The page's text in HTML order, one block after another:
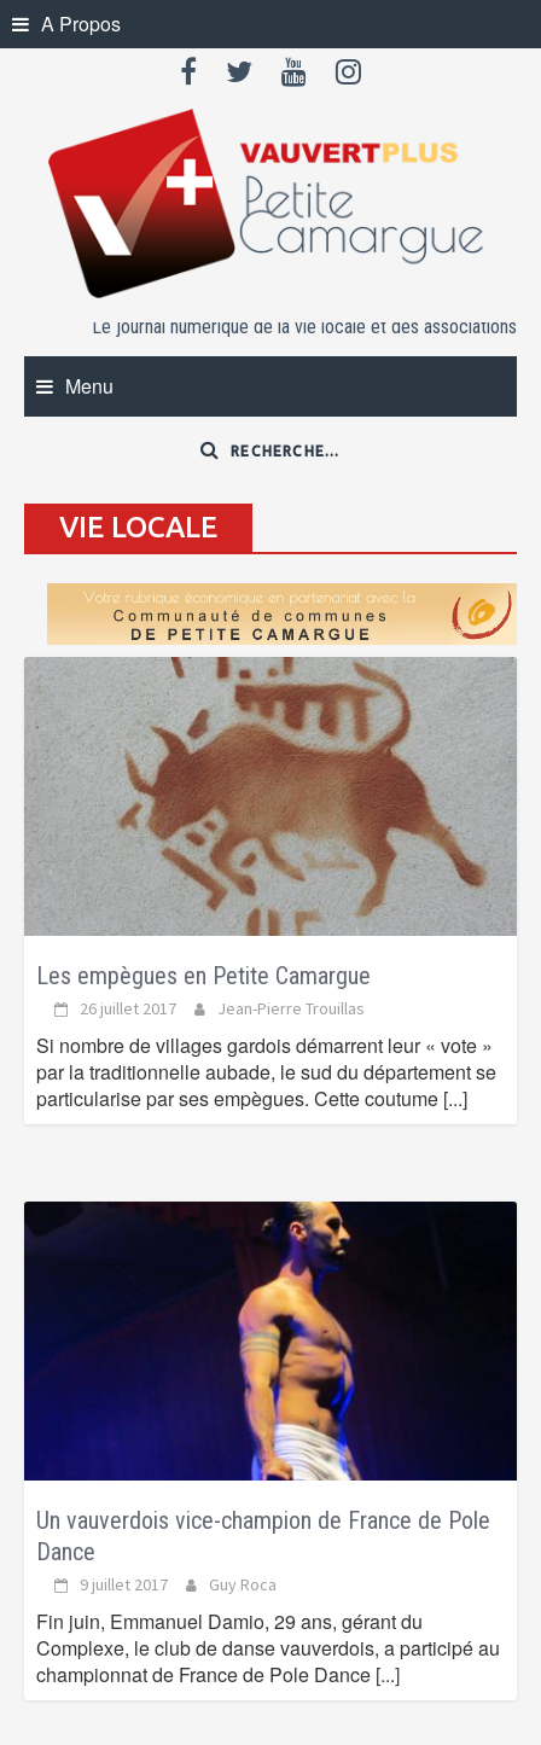
Skip
to
A Propos
Le journal numérique de la vie locale et des associations
Menu
VIE LOCALE
Les empègues en Petite Camargue
26 juillet 2017 Jean-Pierre Trouillas
Si nombre de villages gardois démarrent leur « vote »
par la traditionnelle aubade, le sud du département se
particularise par ses empègues. Cette coutume [...]
Un vauverdois vice-champion de France de Pole
Dance
9 juillet 2017 Guy Roca
Fin juin, Emmanuel Damio, 29 ans, gérant du
Complexe, le club de danse vauverdois, a participé au
championnat de France de Pole Dance [...]